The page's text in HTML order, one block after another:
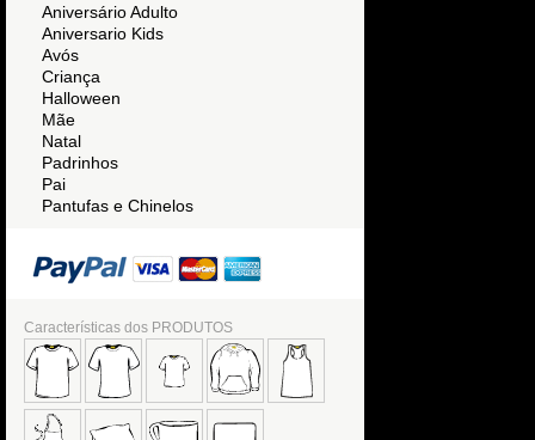
Aniversário Adulto
Aniversario Kids
Avós
Criança
Halloween
Mãe
Natal
Padrinhos
Pai
Pantufas e Chinelos
Características dos PRODUTOS